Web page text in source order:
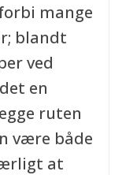
mange
blandt
ved
en
ruten
være både
at